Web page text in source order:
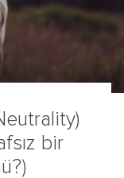
bir